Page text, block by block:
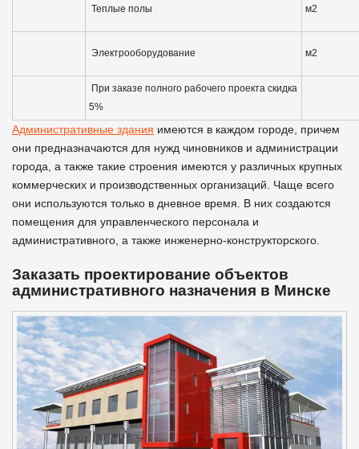
Теплые полы м2
Электрооборудование м2
При заказе полного рабочего проекта скидка
5%
Административные здания имеются в каждом городе, причем
они предназначаются для нужд чиновников и администрации
города, а также такие строения имеются у различных крупных
коммерческих и производственных организаций. Чаще всего
они используются только в дневное время. В них создаются
помещения для управленческого персонала и
административного, а также инженерно-конструкторского.
Заказать проектирование объектов
административного назначения в Минске